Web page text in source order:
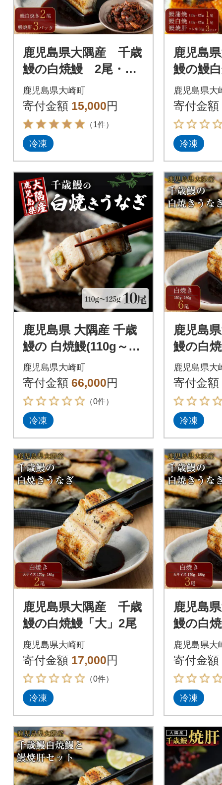
鹿児島県大隅産 千歳
鰻の白焼鰻 2尾・鰻
焼肝セット
鹿児島県大崎町
寄付金額 15,000円
（1件）
冷凍
鹿児島
鰻の鰻
焼肝セ
鹿児島県大
寄付金額
冷凍
鹿児島県 大隅産 千歳
鰻の 白焼鰻(110g～12
5g) 10尾
鹿児島県大崎町
寄付金額 66,000円
（0件）
冷凍
鹿児島
鰻の白
鹿児島県大
寄付金額
冷凍
鹿児島県大隅産 千歳
鰻の白焼鰻「大」2尾
鹿児島県大崎町
寄付金額 17,000円
（0件）
冷凍
鹿児島
鰻の白
鹿児島県大
寄付金額
冷凍